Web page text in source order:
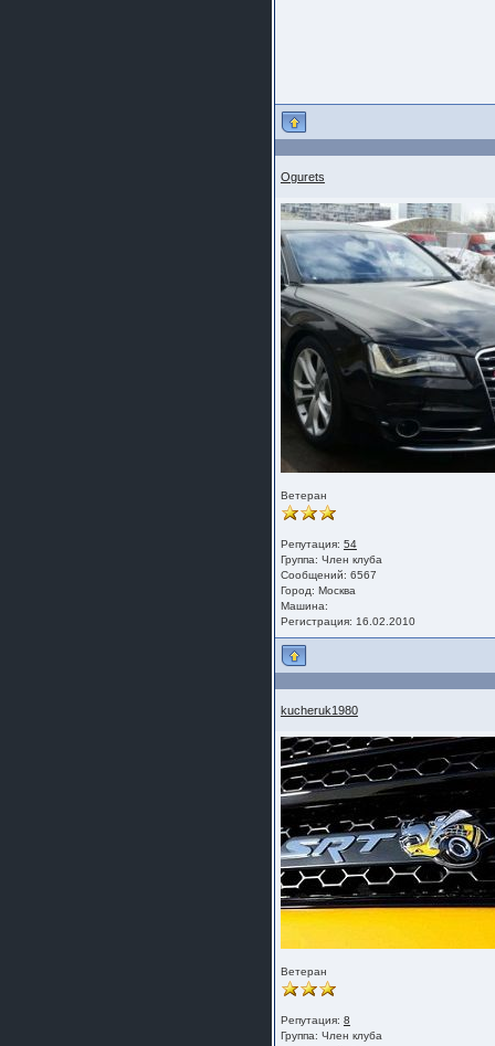
Ogurets
Ветеран
Репутация: 54
Группа: Член клуба
Сообщений: 6567
Город: Москва
Машина:
Регистрация: 16.02.2010
kucheruk1980
Ветеран
Репутация: 8
Группа: Член клуба